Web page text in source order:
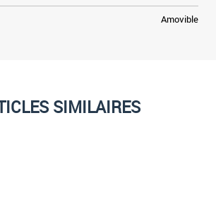
Amovible
SIMILAIRES